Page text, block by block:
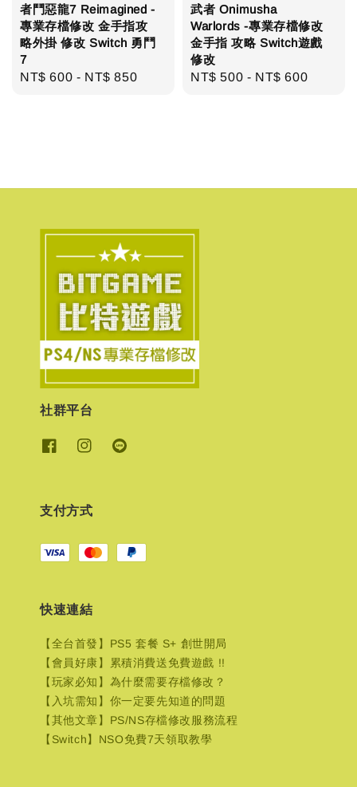
者鬥惡龍7 Reimagined -
專業存檔修改 金手指攻
略外掛 修改 Switch 勇鬥
7
Regular
NT$ 600 - NT$ 850
武者 Onimusha
Warlords -專業存檔修改
金手指 攻略 Switch遊戲
修改
Regular
NT$ 500 - NT$ 600
社群平台
支付方式
快速連結
【全台首發】PS5 套餐 S+ 創世開局
【會員好康】累積消費送免費遊戲 !!
【玩家必知】為什麼需要存檔修改？
【入坑需知】你一定要先知道的問題
【其他文章】PS/NS存檔修改服務流程
【Switch】NSO免費7天領取教學